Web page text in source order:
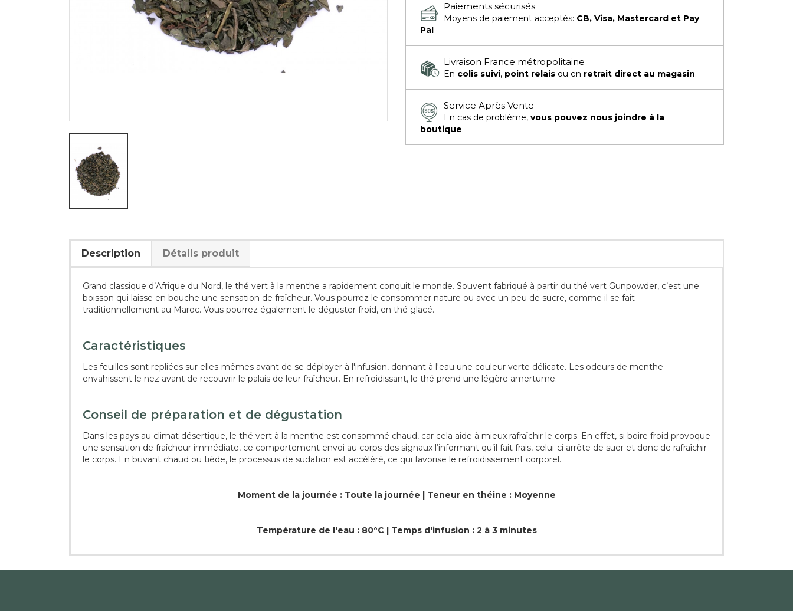
Paiements sécurisés
Moyens de paiement acceptés: CB, Visa, Mastercard et Pay
Pal
Livraison France métropolitaine
En colis suivi, point relais ou en retrait direct au magasin.
Service Après Vente
En cas de problème, vous pouvez nous joindre à la
boutique.
Description Détails produit
Grand classique d’Afrique du Nord, le thé vert à la menthe a rapidement conquit le monde. Souvent fabriqué à partir du thé vert Gunpowder, c’est une
boisson qui laisse en bouche une sensation de fraîcheur. Vous pourrez le consommer nature ou avec un peu de sucre, comme il se fait
traditionnellement au Maroc. Vous pourrez également le déguster froid, en thé glacé.
Caractéristiques
Les feuilles sont repliées sur elles-mêmes avant de se déployer à l'infusion, donnant à l'eau une couleur verte délicate. Les odeurs de menthe
envahissent le nez avant de recouvrir le palais de leur fraîcheur. En refroidissant, le thé prend une légère amertume.
Conseil de préparation et de dégustation
Dans les pays au climat désertique, le thé vert à la menthe est consommé chaud, car cela aide à mieux rafraîchir le corps. En effet, si boire froid provoque
une sensation de fraîcheur immédiate, ce comportement envoi au corps des signaux l’informant qu’il fait frais, celui-ci arrête de suer et donc de rafraîchir
le corps. En buvant chaud ou tiède, le processus de sudation est accéléré, ce qui favorise le refroidissement corporel.
Moment de la journée : Toute la journée | Teneur en théine : Moyenne
Température de l'eau : 80°C | Temps d'infusion : 2 à 3 minutes